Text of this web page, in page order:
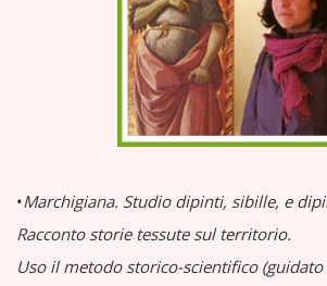
•Marchigiana. Studio dipinti, sibille, e
Racconto storie tessute sul territorio.
Uso il metodo storico-scientifico